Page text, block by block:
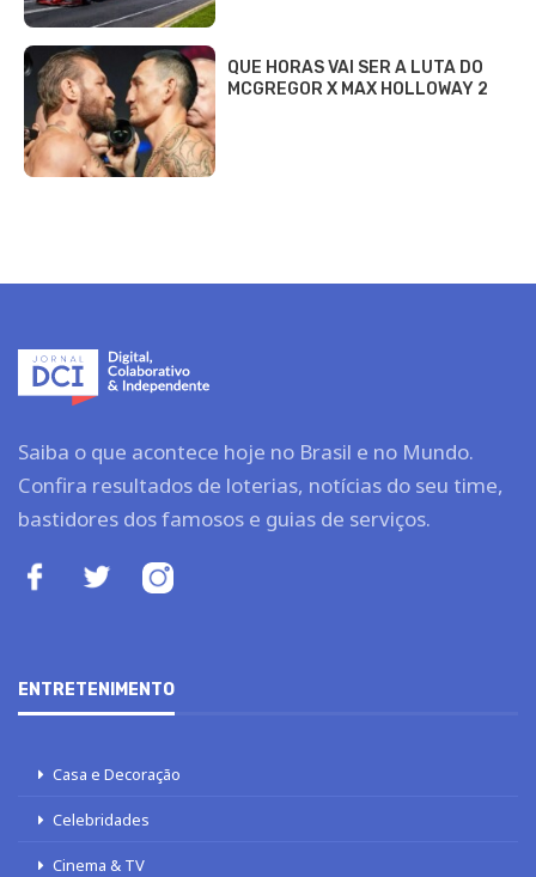
QUE HORAS VAI SER A LUTA DO
MCGREGOR X MAX HOLLOWAY 2
Saiba o que acontece hoje no Brasil e no Mundo.
Confira resultados de loterias, notícias do seu time,
bastidores dos famosos e guias de serviços.
ENTRETENIMENTO
Casa e Decoração
Celebridades
Cinema & TV